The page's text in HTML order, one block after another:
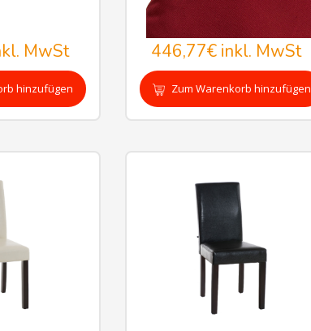
MwSt
hinzufügen
446,77€inkl. MwSt
Zum Warenkorb hinzufügen